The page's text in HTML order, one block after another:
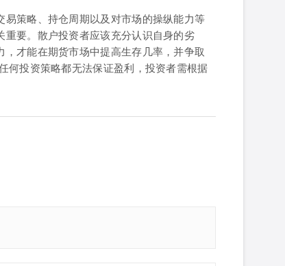
策略、持仓周期以及对市场的操纵能力等
要。散户投资者应该充分认识自身的劣
才能在期货市场中提高生存几率，并争取
何投资策略都无法保证盈利，投资者需根据